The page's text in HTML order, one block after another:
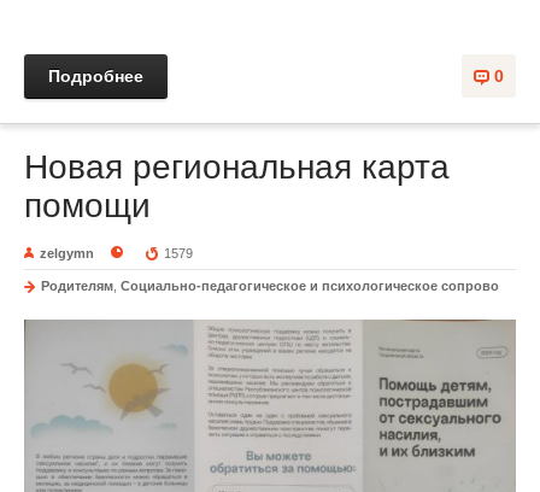
0
Подробнее
Новая региональная карта
помощи
zelgymn 1579
Родителям Социально-педагогическое и психологическое сопрово